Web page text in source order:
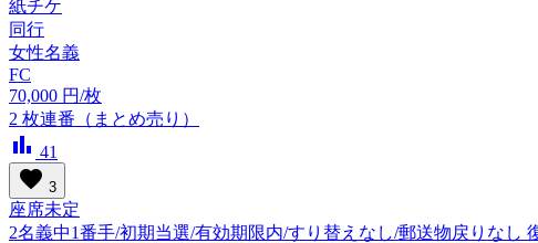
紙チケ
同行
女性名義
FC
70,000 円/枚
2 枚連番（まとめ売り）
bar_chart 41
favorite 3
座席未定
2名義中1番手/初期当選/有効期限内/すり替えなし/郵送物戻りな